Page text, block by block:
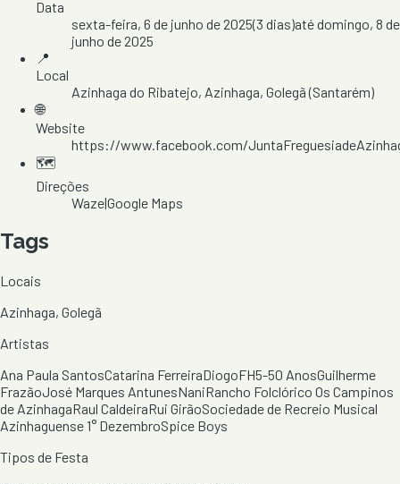
Data
sexta-feira, 6 de junho de 2025(3 dias)atédomingo, 8 de
junho de 2025
📍
Local
Azinhaga do Ribatejo, Azinhaga, Golegã(Santarém)
🌐
Website
https://www.facebook.com/
🗺️
Direções
Waze|Google Maps
Tags
Locais
Azinhaga, Golegã
Artistas
Ana Paula SantosCatarina FerreiraDiogoFH5-50 AnosGuilherme
FrazãoJosé Marques AntunesNaniRancho Folclórico Os Campinos
de AzinhagaRaul CaldeiraRui GirãoSociedade de Recreio Musical
Azinhaguense 1° DezembroSpice Boys
Tipos de Festa